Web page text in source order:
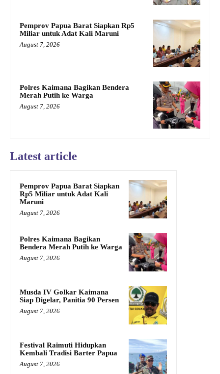
Pemprov Papua Barat Siapkan Rp5
Miliar untuk Adat Kali Maruni
August 7, 2026
Polres Kaimana Bagikan Bendera
Merah Putih ke Warga
August 7, 2026
Latest article
Pemprov Papua Barat Siapkan
Rp5 Miliar untuk Adat Kali
Maruni
August 7, 2026
Polres Kaimana Bagikan
Bendera Merah Putih ke Warga
August 7, 2026
Musda IV Golkar Kaimana
Siap Digelar, Panitia 90 Persen
August 7, 2026
Festival Raimuti Hidupkan
Kembali Tradisi Barter Papua
August 7, 2026